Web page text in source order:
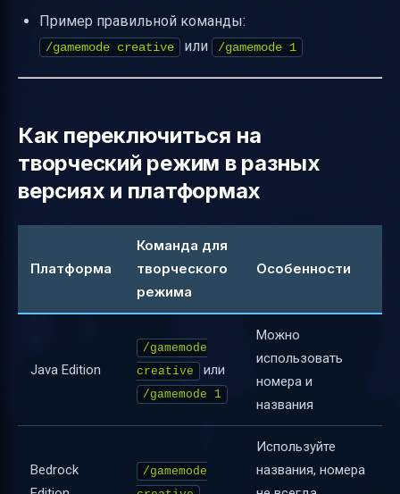
Пример правильной команды:
/gamemode creative или /gamemode 1
Как переключиться на
творческий режим в разных
версиях и платформах
Платформа
Команда для
творческого
режима
Особенности
Java Edition
/gamemode
creative
или
/gamemode 1
Можно
использовать
номера и
названия
Bedrock
/gamemode
Используйте
названия, номера